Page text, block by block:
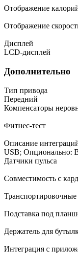
Отображение
Отображение
Дисплей
LCD-дисплей
Дополнительно
Тип привода
Передний
Компенсаторы
Фитнес-тест
Описание
USB; Опционально:
Датчики пульса
Совместимость с
Подставка под
Держатель для
Интеграция с